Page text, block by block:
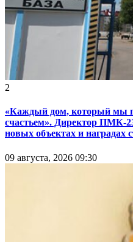
2
«Каждый дом, который мы
счастьем». Директор ПМК-
новых объектах и наградах
09 августа, 2026 09:30